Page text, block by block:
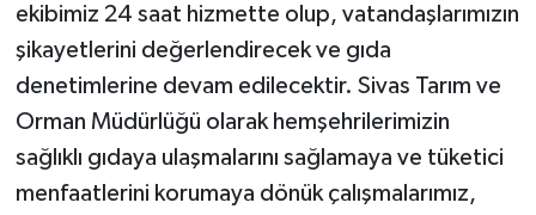
ekibimiz 24 saat hizmette olup, vatandaşlarımızın
şikayetlerini değerlendirecek ve gıda
denetimlerine devam edilecektir. Sivas Tarım ve
Orman Müdürlüğü olarak hemşehrilerimizin
sağlıklı gıdaya ulaşmalarını sağlamaya ve tüketici
menfaatlerini korumaya dönük çalışmalarımız,